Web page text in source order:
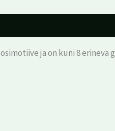
ja on kuni 8 erineva